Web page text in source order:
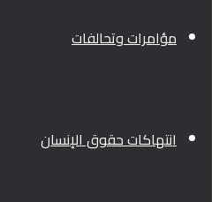
مؤامرات وتحالفات
انتهاكات حقوق الإنسان